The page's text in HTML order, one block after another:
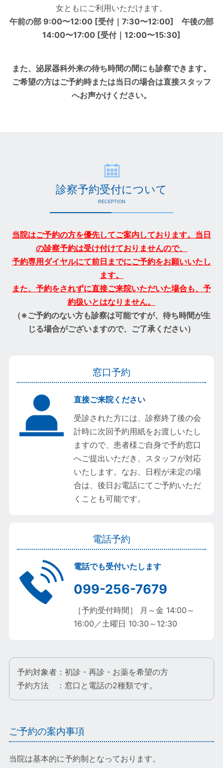
女ともにご利用いただけます。
午前の部 9:00〜12:00 [受付｜7:30〜12:00] 午後の部
14:00〜17:00 [受付｜12:00〜15:30]
また、泌尿器科外来の待ち時間の間にも診察できます。
ご希望の方はご予約時または当日の場合は直接スタッフ
へお声かけください。
診察予約受付について
RECEPTION
当院はご予約の方を優先してご案内しております。当日
の診察予約は受け付けておりませんので、
予約専用ダイヤルにて前日までにご予約をお願いいたし
ます。
また、予約をされずに直接ご来院いただいた場合も、予
約扱いとはなりません。
（※ご予約のない方も診察は可能ですが、待ち時間が生
じる場合がございますので、ご了承ください）
窓口予約
直接ご来院ください
受診された方には、診察終了後の会
計時に次回予約用紙をお渡しいたし
ますので、患者様ご自身で予約窓口
へご提出いただき、スタッフが対応
いたします。なお、日程が未定の場
合は、後日お電話にてご予約いただ
くことも可能です。
電話予約
電話でも受付いたします
099-256-7679
［予約受付時間］ 月～金 14:00～
16:00／土曜日 10:30～12:30
予約対象者：初診・再診・お薬を希望の方
予約方法 ：窓口と電話の2種類です。
ご予約の案内事項
当院は基本的に予約制となっております。